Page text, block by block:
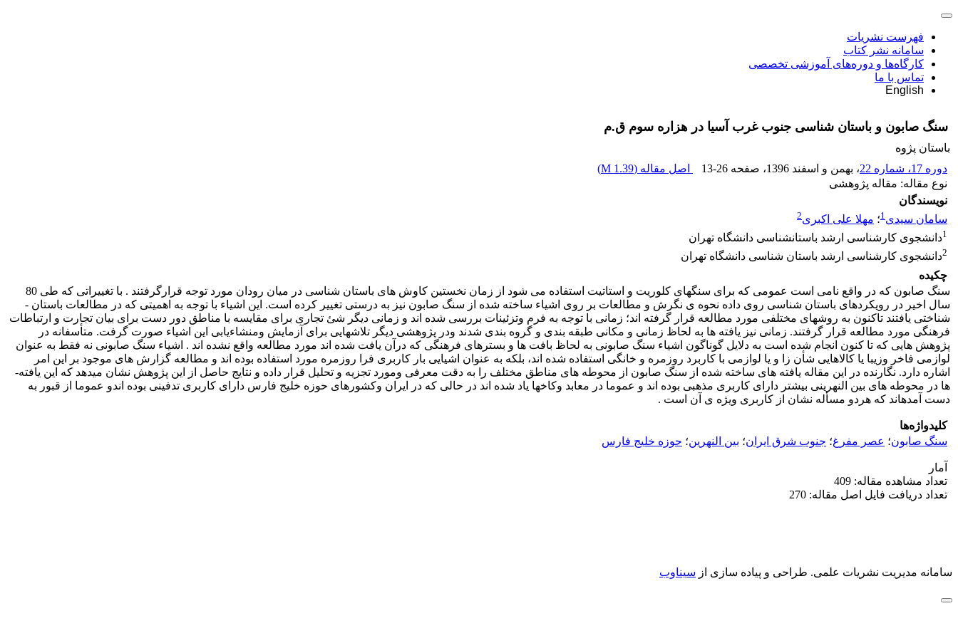
فهرست نشریات
سامانه نشر کتاب
کارگاه‌ها و دوره‌های آموزشی تخصصی
تماس با ما
English
سنگ صابون و باستان شناسی جنوب غرب آسیا در هزاره سوم ق.م
باستان پژوه
دوره 17، شماره 22
، بهمن و اسفند 1396 ، صفحه 13-26 اصل مقاله (1.39 M
)
نوع مقاله: مقاله پژوهشی
نویسندگان
سامان سیدی1؛ مهلا علی اکبری2
1دانشجوی کارشناسی ارشد باستانشناسی دانشگاه تهران
2دانشجوی کارشناسی ارشد باستان شناسی دانشگاه تهران
چکیده
سنگ صابون که در واقع نامی است عمومی که برای سنگهای کلوریت و استاتیت استفاده می شود از زمان نخستین کاوش ­های باستان شناسی در میان رودان مورد توجه قرارگرفتند . با تغییراتی که طی 80
سال اخیر در رویکردهای باستان شناسی روی داده نحوه­ ی نگرش و مطالعات بر روی اشیاء ساخته شده از سنگ صابون نیز به درستی تغییر کرده است. این اشیاء با توجه به اهمیتی که در مطالعات باستان ­
شناختی یافتند تاکنون به روشهای مختلفی مورد مطالعه قرار گرفته اند؛ زمانی با توجه به فرم وتزئینات بررسی شده اند و زمانی دیگر شئ تجاری برای مقایسه با مناطق دور دست برای بیان تجارت و ارتباطات
فرهنگی مورد مطالعه قرار گرفتند. زمانی نیز یافته ­ها به لحاظ زمانی و مکانی طبقه بندی و گروه بندی شدند ودر پژوهشی دیگر تلاش­هایی برای آزمایش ومنشاء­یابی این اشیاء صورت گرفت. متأسفانه در
پژوهش­ هایی که تا کنون انجام شده است به دلایل گوناگون اشیاء سنگ صابونی به لحاظ بافت ­ها و بسترهای فرهنگی که درآن یافت شده اند مورد مطالعه واقع نشده اند . اشیاء سنگ صابونی نه فقط به عنوان
لوازمی فاخر وزیبا یا کالاهایی شأن زا و یا لوازمی با کاربرد روزمره و خانگی استفاده شده اند، بلکه به عنوان اشیایی بار کاربری فرا روزمره مورد استفاده بوده اند و مطالعه گزارش ­های موجود بر این امر
اشاره دارد. نگارنده در این مقاله یافته­ های ساخته شده از سنگ صابون از محوطه­ های مناطق مختلف را به دقت معرفی ومورد تجزیه و تحلیل قرار داده و نتایج حاصل از این پژوهش نشان میدهد که این یافته­
ها در محوطه ­های بین النهرینی بیشتر دارای کاربری مذهبی بوده اند و عموما در معابد وکاخها یاد شده اند در حالی که در ایران وکشورهای حوزه خلیج فارس دارای کاربری تدفینی بوده ­اندو عموما از قبور به
دست آمده­اند که هردو مسأله نشان از کاربری ویژه­ ی آن است .
کلیدواژه‌ها
سنگ صابون؛ عصر مفرغ؛ جنوب شرق ایران؛ بین النهرین؛ حوزه خلیج فارس
آمار
تعداد مشاهده مقاله: 409
تعداد دریافت فایل اصل مقاله: 270
سامانه مدیریت نشریات علمی. طراحی و پیاده سازی از سیناوب